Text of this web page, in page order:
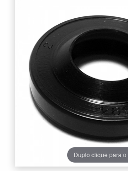
Duplo clique para o